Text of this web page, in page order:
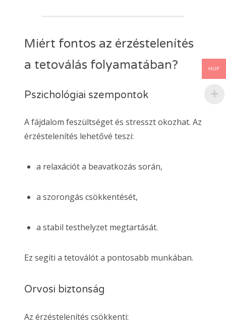
Miért fontos az érzéstelenítés
a tetoválás folyamatában?
Pszichológiai szempontok
A fájdalom feszültséget és stresszt okozhat. Az
érzéstelenítés lehetővé teszi:
a relaxációt a beavatkozás során,
a szorongás csökkentését,
a stabil testhelyzet megtartását.
Ez segíti a tetoválót a pontosabb munkában.
Orvosi biztonság
Az érzéstelenítés csökkenti:
HUF